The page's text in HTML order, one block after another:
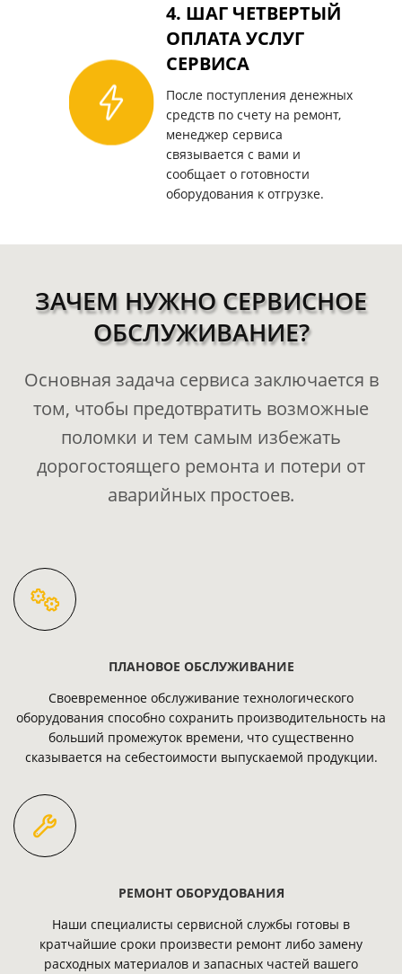
4. ШАГ ЧЕТВЕРТЫЙ
ОПЛАТА УСЛУГ
СЕРВИСА
После поступления денежных
средств по счету на ремонт,
менеджер сервиса
связывается с вами и
сообщает о готовности
оборудования к отгрузке.
ЗАЧЕМ НУЖНО СЕРВИСНОЕ
ОБСЛУЖИВАНИЕ?
Основная задача сервиса заключается в
том, чтобы предотвратить возможные
поломки и тем самым избежать
дорогостоящего ремонта и потери от
аварийных простоев.
ПЛАНОВОЕ ОБСЛУЖИВАНИЕ
Своевременное обслуживание технологического
оборудования способно сохранить производительность на
больший промежуток времени, что существенно
сказывается на себестоимости выпускаемой продукции.
РЕМОНТ ОБОРУДОВАНИЯ
Наши специалисты сервисной службы готовы в
кратчайшие сроки произвести ремонт либо замену
расходных материалов и запасных частей вашего